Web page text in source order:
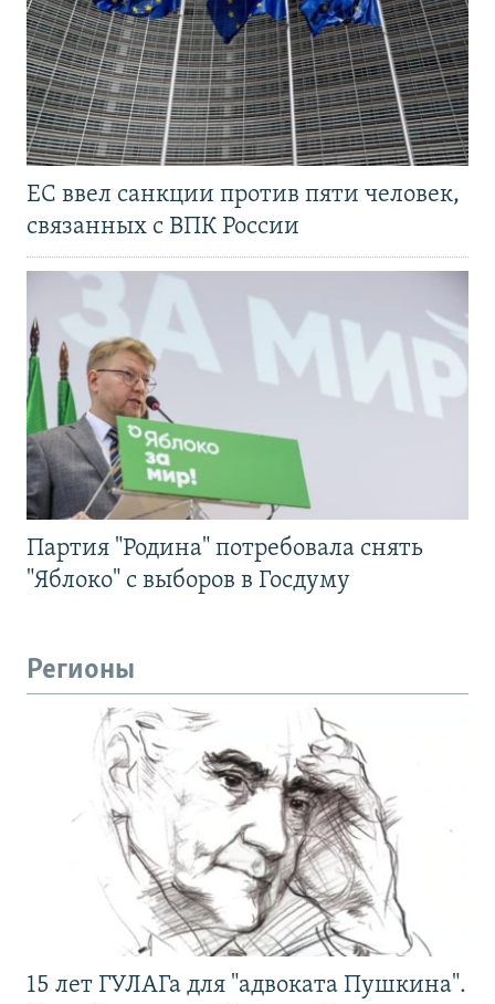
ЕС ввел санкции против пяти человек,
связанных с ВПК России
Партия "Родина" потребовала снять
"Яблоко" с выборов в Госдуму
Регионы
15 лет ГУЛАГа для "адвоката Пушкина".